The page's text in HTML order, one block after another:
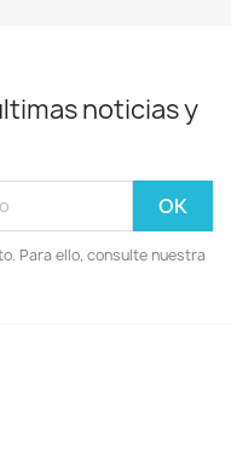
noticias y
Para ello, consulte nuestra